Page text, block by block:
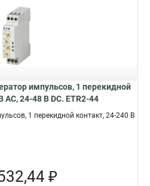
импульсов, 1 перекидной
АС, 24-48 В DC. ETR2-44
1 перекидной контакт, 24-240 В
₽